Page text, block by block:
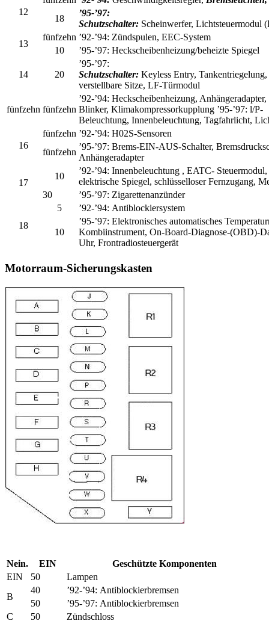
12
18
’95-’97:
Schutzschalter: Scheinwerfer, Lichtsteuermodul
13
fünfzehn ’92-’94: Zündspulen, EEC-System
10
’95-’97: Heckscheibenheizung/beheizte Spiegel
14 20
’95-’97:
Schutzschalter: Keyless Entry,
verstellbare Sitze, LF-Türmodul
fünfzehn fünfzehn
’92-’94: Heckscheibenheizung,
Blinker, Klimakompressorkupplung ’95-’97: l/P-
Beleuchtung, Innenbeleuchtung, Tagfahrlicht,
16
fünfzehn ’92-’94: H02S-Sensoren
fünfzehn
’95-’97: Brems-EIN-AUS-Schalter,
Anhängeradapter
17
10
’92-’94: Innenbeleuchtung , EATC-
elektrische Spiegel, schlüsselloser Fernzugang,
30
’95-’97: Zigarettenanzünder
18
5 ’92-’94: Antiblockiersystem
10
’95-’97: Elektronisches automatisches
Kombiinstrument, On-Board-Diagnose-(OBD)-
Uhr, Frontradiosteuergerät
Motorraum-Sicherungskasten
Nein. EIN
Geschützte Komponenten
EIN
50
Lampen
B
40 ’92-’94: Antiblockierbremsen
50
’95-’97: Antiblockierbremsen
C
50 Zündschloss